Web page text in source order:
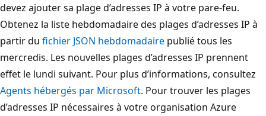
devez ajouter sa plage d’adresses IP à votre pare-feu.
Obtenez la liste hebdomadaire des plages d’adresses IP à
partir du fichier JSON hebdomadaire publié tous les
mercredis. Les nouvelles plages d’adresses IP prennent
effet le lundi suivant. Pour plus d’informations, consultez
Agents hébergés par Microsoft. Pour trouver les plages
d’adresses IP nécessaires à votre organisation Azure